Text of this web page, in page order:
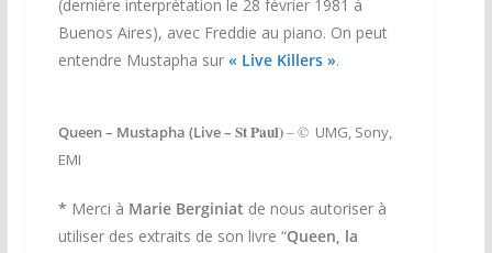
(dernière interprétation le 28 février 1981 à
Buenos Aires), avec Freddie au piano. On peut
entendre Mustapha sur « Live Killers ».
Queen – Mustapha (Live – St Paul)– © UMG, Sony,
EMI
* Merci à Marie Berginiat de nous autoriser à
utiliser des extraits de son livre “Queen, la